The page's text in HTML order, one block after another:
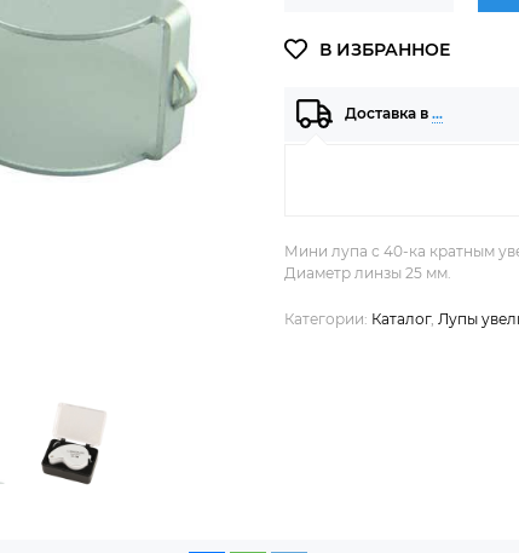
Доставка в …
Мини лупа с 40-ка кратным
Диаметр линзы 25 мм.
Категории: Каталог, Лупы